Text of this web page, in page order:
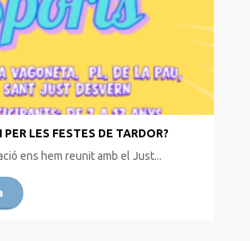
PER LES FESTES DE TARDOR?
ens hem reunit amb el Just...